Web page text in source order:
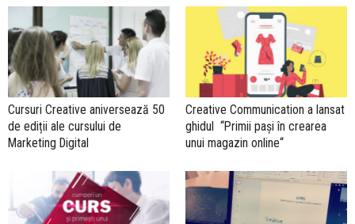
Cursuri Creative aniversează 50
de ediții ale cursului de
Marketing Digital
Creative Communication a lansat
ghidul “Primii pași în crearea
unui magazin online“